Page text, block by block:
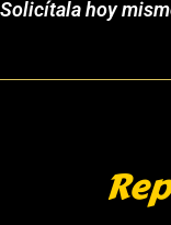
hoy